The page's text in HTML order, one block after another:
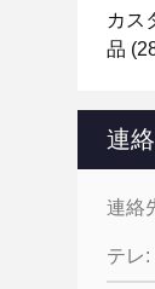
カス
品
連
連絡
テレ: